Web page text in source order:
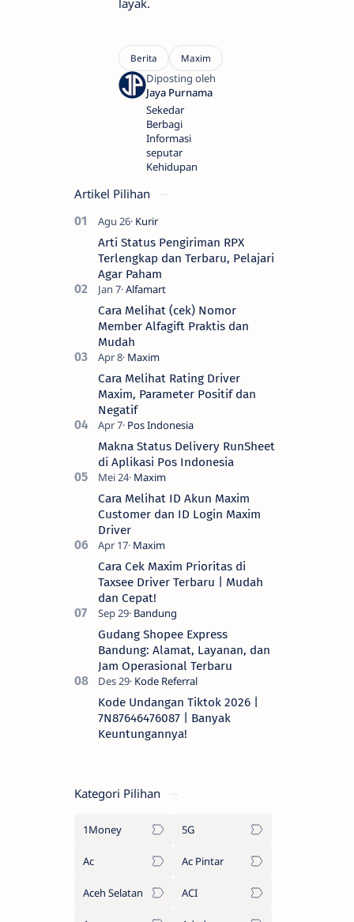
Sekedar
Berbagi
Informasi
seputar
Kehidupan
Artikel Pilihan
Arti Status Pengiriman RPX
Terlengkap dan Terbaru, Pelajari
Agar Paham
Cara Melihat (cek) Nomor
Member Alfagift Praktis dan
Mudah
Cara Melihat Rating Driver
Maxim, Parameter Positif dan
Negatif
Makna Status Delivery RunSheet
di Aplikasi Pos Indonesia
Cara Melihat ID Akun Maxim
Customer dan ID Login Maxim
Driver
Cara Cek Maxim Prioritas di
Taxsee Driver Terbaru | Mudah
dan Cepat!
Gudang Shopee Express
Bandung: Alamat, Layanan, dan
Jam Operasional Terbaru
Kode Undangan Tiktok 2026 |
7N87646476087 | Banyak
Keuntungannya!
Kategori Pilihan
1Money 5G
Ac Ac Pintar
Aceh Selatan ACI